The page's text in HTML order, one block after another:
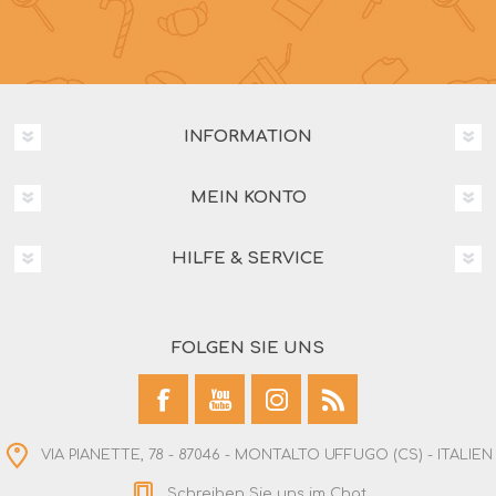
INFORMATION
MEIN KONTO
HILFE & SERVICE
FOLGEN SIE UNS
VIA PIANETTE, 78 - 87046 - MONTALTO UFFUGO (CS) - ITALIEN